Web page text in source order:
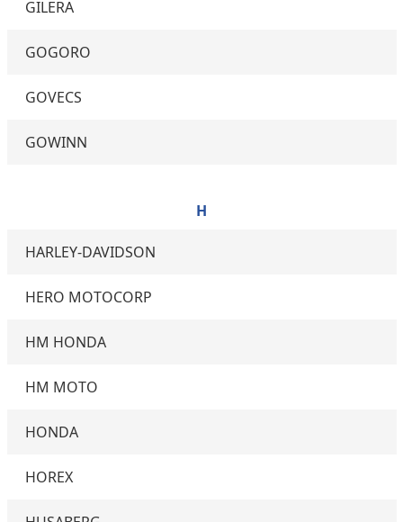
GILERA
GOGORO
GOVECS
GOWINN
H
HARLEY-DAVIDSON
HERO MOTOCORP
HM HONDA
HM MOTO
HONDA
HOREX